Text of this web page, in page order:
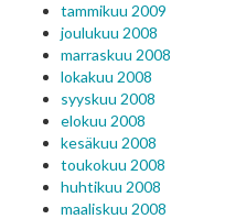
tammikuu 2009
joulukuu 2008
marraskuu 2008
lokakuu 2008
syyskuu 2008
elokuu 2008
kesäkuu 2008
toukokuu 2008
huhtikuu 2008
maaliskuu 2008